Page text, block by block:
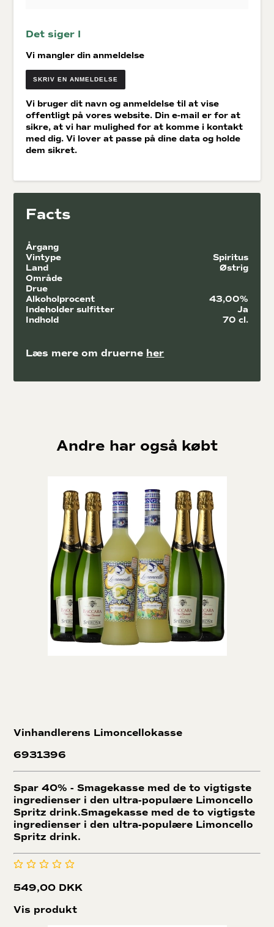
Det siger I
Vi mangler din anmeldelse
SKRIV EN ANMELDELSE
Vi bruger dit navn og anmeldelse til at vise
offentligt på vores website. Din e-mail er for at
sikre, at vi har mulighed for at komme i kontakt
med dig. Vi lover at passe på dine data og holde
dem sikret.
Facts
Årgang
Vintype
Spiritus
Land
Østrig
Område
Drue
Alkoholprocent
43,00%
Indeholder sulfitter
Ja
Indhold
70 cl.
Læs mere om druerne her
Andre har også købt
Vinhandlerens Limoncellokasse
6931396
Spar 40% - Smagekasse med de to vigtigste
ingredienser i den ultra-populære Limoncello
Spritz drink.Smagekasse med de to vigtigste
ingredienser i den ultra-populære Limoncello
Spritz drink.
549,00 DKK
Vis produkt